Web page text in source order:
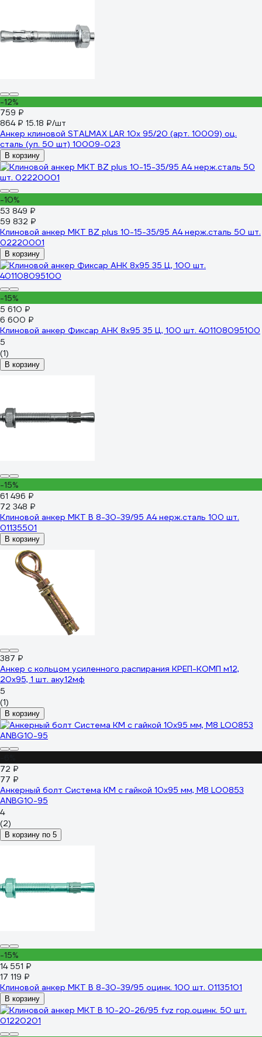
-12%
759 ₽
864 ₽ 15.18 ₽/шт
Анкер клиновой STALMAX LAR 10х 95/20 (арт. 10009) оц.
сталь (уп. 50 шт) 10009-023
В корзину
-10%
53 849 ₽
59 832 ₽
Клиновой анкер MKT BZ plus 10-15-35/95 A4 нерж.сталь 50 шт.
02220001
В корзину
-15%
5 610 ₽
6 600 ₽
Клиновой анкер Фиксар АНК 8х95 35 Ц, 100 шт. 401108095100
5
(1)
В корзину
-15%
61 496 ₽
72 348 ₽
Клиновой анкер MKT B 8-30-39/95 A4 нерж.сталь 100 шт.
01135501
В корзину
387 ₽
Анкер с кольцом усиленного распирания КРЕП-КОМП м12,
20х95, 1 шт. аку12мф
5
(1)
В корзину
72 ₽
77 ₽
Анкерный болт Система КМ с гайкой 10x95 мм, М8 LO0853
ANBG10-95
4
(2)
В корзину по 5
-15%
14 551 ₽
17 119 ₽
Клиновой анкер MKT B 8-30-39/95 оцинк. 100 шт. 01135101
В корзину